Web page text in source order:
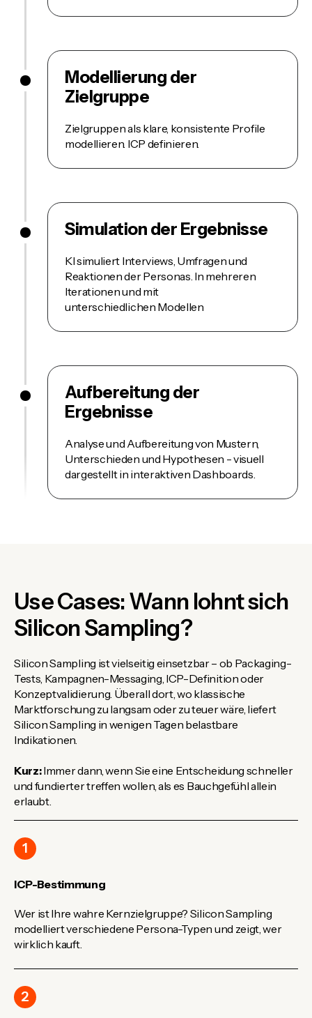
Modellierung der
Zielgruppe
Zielgruppen als klare, konsistente Profile
modellieren. ICP definieren.
Simulation der Ergebnisse
KI simuliert Interviews, Umfragen und
Reaktionen der Personas. In mehreren
Iterationen und mit
unterschiedlichen Modellen
Aufbereitung der
Ergebnisse
Analyse und Aufbereitung von Mustern,
Unterschieden und Hypothesen - visuell
dargestellt in interaktiven Dashboards.
Use Cases: Wann lohnt sich
Silicon Sampling?
Silicon Sampling ist vielseitig einsetzbar – ob Packaging-
Tests, Kampagnen-Messaging, ICP-Definition oder
Konzeptvalidierung. Überall dort, wo klassische
Marktforschung zu langsam oder zu teuer wäre, liefert
Silicon Sampling in wenigen Tagen belastbare
Indikationen.
Kurz:Immer dann, wenn Sie eine Entscheidung schneller
und fundierter treffen wollen, als es Bauchgefühl allein
erlaubt.
1
ICP-Bestimmung
Wer ist Ihre wahre Kernzielgruppe? Silicon Sampling
modelliert verschiedene Persona-Typen und zeigt, wer
wirklich kauft.
2